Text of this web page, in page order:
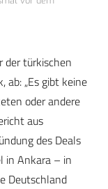
der türkischen
„Es gibt keine
oder andere
aus
des Deals
in Ankara – in
Deutschland